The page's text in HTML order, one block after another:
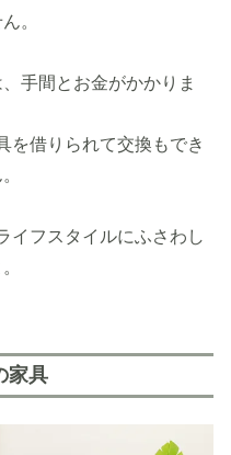
。
手間とお金がかかりま
を借りられて交換もでき
イフスタイルにふさわし
家具